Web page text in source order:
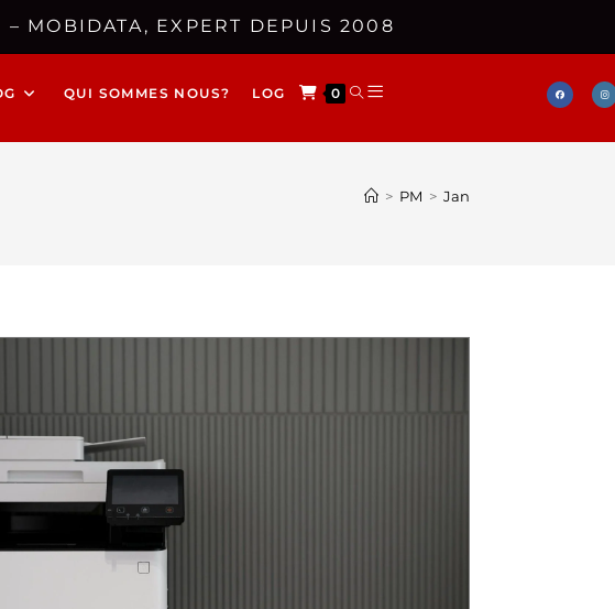
MOBIDATA, EXPERT DEPUIS 2008
QUI SOMMES NOUS? LOG 0
> PM > Jan